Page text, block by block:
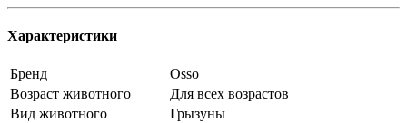
Характеристики
Бренд
Osso
Возраст животного
Для всех возрастов
Вид животного
Грызуны